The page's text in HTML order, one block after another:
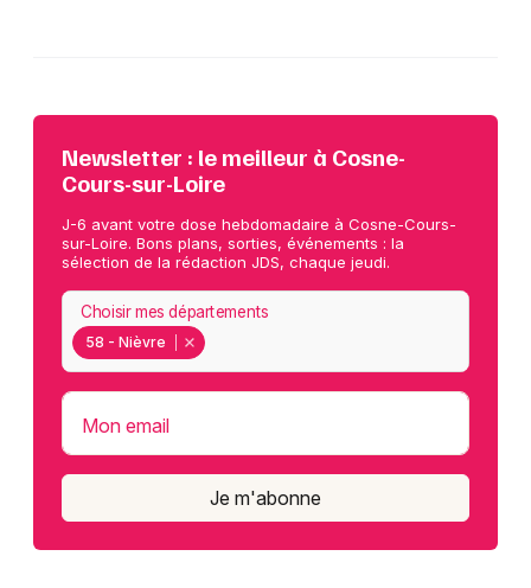
Newsletter : le meilleur à Cosne-
Cours-sur-Loire
J-6 avant votre dose hebdomadaire à Cosne-Cours-
sur-Loire. Bons plans, sorties, événements : la
sélection de la rédaction JDS, chaque jeudi.
58 - Nièvre
Choisir mes départements
Mon email
Je m'abonne